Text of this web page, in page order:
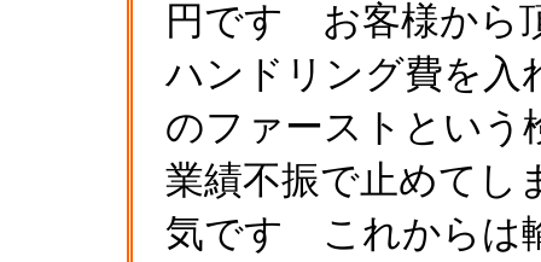
円です お客様から
ハンドリング費を
のファーストという
業績不振で止めてし
気です これからは